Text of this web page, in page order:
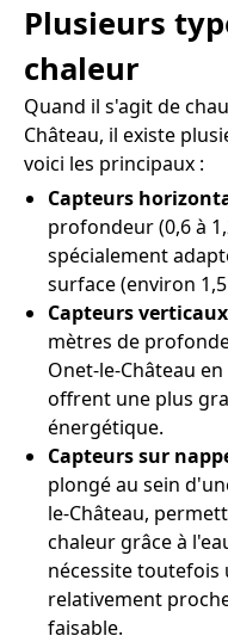
Plusieurs
chaleur
Quand il s'agit de
Château, il existe
voici les principaux :
Capteurs
profondeur (0,6 à
spécialement
surface (environ
Capteurs
mètres de
Onet-le-Château
offrent une plus
énergétique.
Capteurs sur
plongé au sein
le-Château,
chaleur grâce à
nécessite toutefois
relativement
faisable.